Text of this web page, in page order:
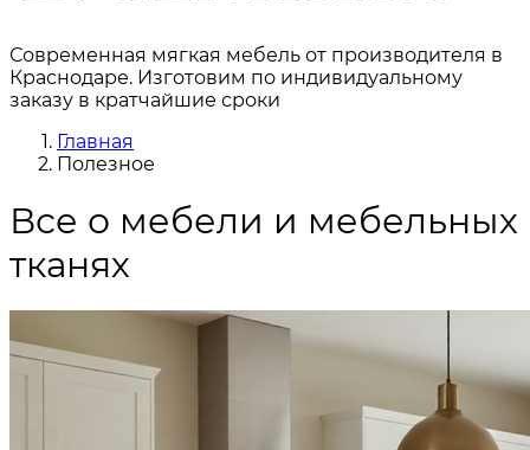
Современная мягкая мебель от производителя в
Краснодаре. Изготовим по индивидуальному
заказу в кратчайшие сроки
Главная
Полезное
Все о мебели и мебельных
тканях